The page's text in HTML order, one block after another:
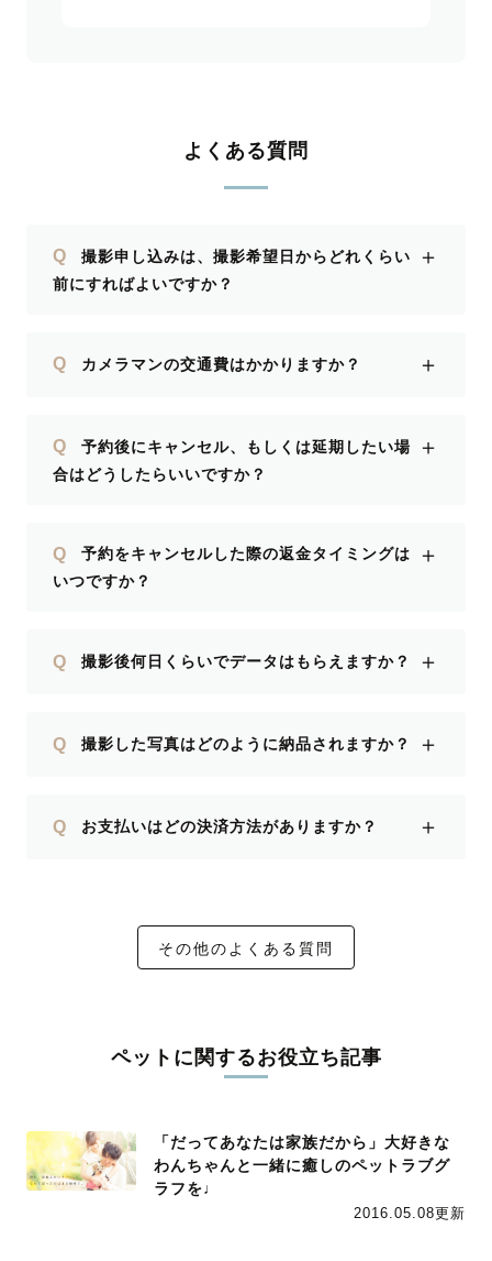
よくある質問
Q
撮影申し込みは、撮影希望日からどれくらい
前にすればよいですか？
＋
Q カメラマンの交通費はかかりますか？ ＋
Q
予約後にキャンセル、もしくは延期したい場
合はどうしたらいいですか？
＋
Q
予約をキャンセルした際の返金タイミングは
いつですか？
＋
Q 撮影後何日くらいでデータはもらえますか？ ＋
Q 撮影した写真はどのように納品されますか？ ＋
Q お支払いはどの決済方法がありますか？ ＋
その他のよくある質問
ペットに関するお役立ち記事
「だってあなたは家族だから」大好きな
わんちゃんと一緒に癒しのペットラブグ
ラフを♩
2016.05.08更新